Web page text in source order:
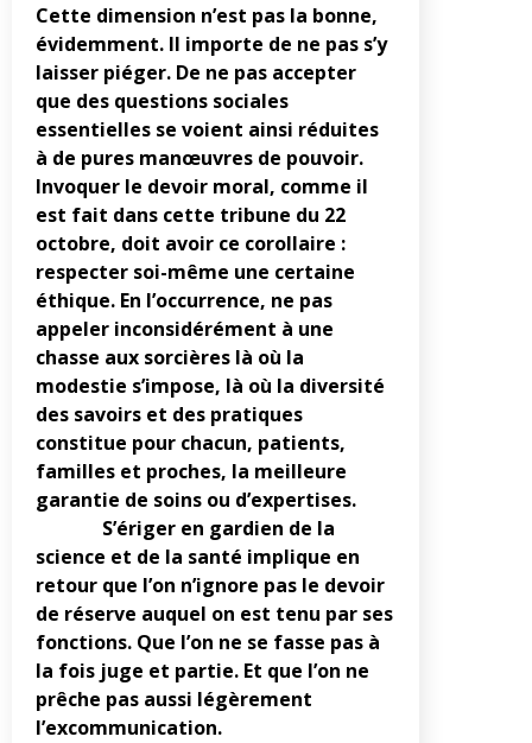
Cette dimension n’est pas la bonne,
évidemment. Il importe de ne pas s’y
laisser piéger. De ne pas accepter
que des questions sociales
essentielles se voient ainsi réduites
à de pures manœuvres de pouvoir.
Invoquer le devoir moral, comme il
est fait dans cette tribune du 22
octobre, doit avoir ce corollaire :
respecter soi-même une certaine
éthique. En l’occurrence, ne pas
appeler inconsidérément à une
chasse aux sorcières là où la
modestie s’impose, là où la diversité
des savoirs et des pratiques
constitue pour chacun, patients,
familles et proches, la meilleure
garantie de soins ou d’expertises.
S’ériger en gardien de la
science et de la santé implique en
retour que l’on n’ignore pas le devoir
de réserve auquel on est tenu par ses
fonctions. Que l’on ne se fasse pas à
la fois juge et partie. Et que l’on ne
prêche pas aussi légèrement
l’excommunication.